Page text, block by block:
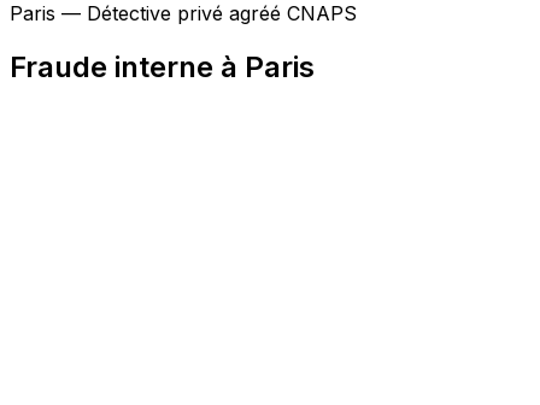
Paris — Détective privé agréé CNAPS
Fraude interne à Paris